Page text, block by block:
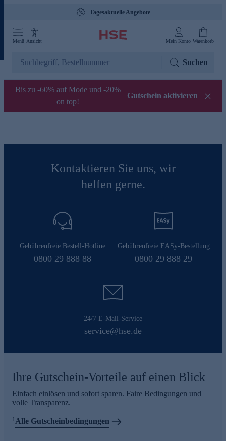
Tagesaktuelle Angebote
Menü Ansicht Mein Konto Warenkorb
Suchen
Bis zu -60% auf Mode und -20%
on top!
Gutschein aktivieren
Kontaktieren Sie uns, wir
helfen gerne.
Gebührenfreie Bestell-Hotline
0800 29 888 88
Gebührenfreie EASy-Bestellung
0800 29 888 29
24/7 E-Mail-Service
service@hse.de
Ihre Gutschein-Vorteile auf einen Blick
Einfach einlösen und sofort sparen. Faire Bedingungen und
volle Transparenz.
1Alle Gutscheinbedingungen